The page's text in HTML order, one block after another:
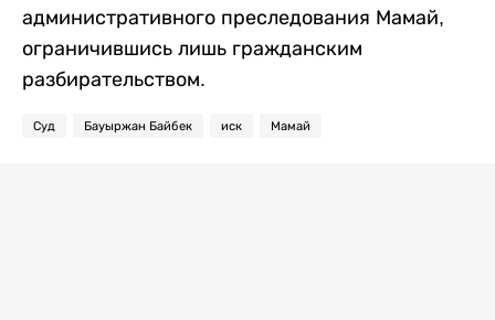
административного преследования Мамай,
ограничившись лишь гражданским
разбирательством.
Суд Бауыржан Байбек иск Мамай